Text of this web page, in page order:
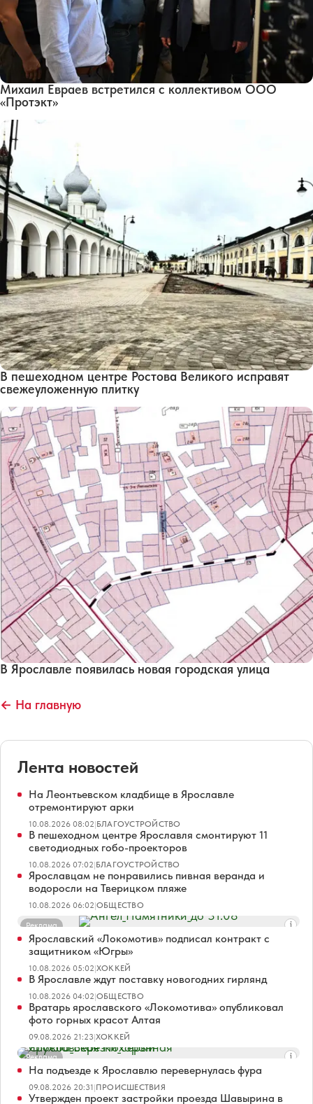
Михаил Евраев встретился с коллективом ООО
«Протэкт»
В пешеходном центре Ростова Великого исправят
свежеуложенную плитку
В Ярославле появилась новая городская улица
← На главную
Лента новостей
На Леонтьевском кладбище в Ярославле
отремонтируют арки
10.08.2026 08:02|БЛАГОУСТРОЙСТВО
В пешеходном центре Ярославля смонтируют 11
светодиодных гобо-проекторов
10.08.2026 07:02|БЛАГОУСТРОЙСТВО
Ярославцам не понравились пивная веранда и
водоросли на Тверицком пляже
10.08.2026 06:02|ОБЩЕСТВО
Реклама
Ярославский «Локомотив» подписал контракт с
защитником «Югры»
10.08.2026 05:02|ХОККЕЙ
В Ярославле ждут поставку новогодних гирлянд
10.08.2026 04:02|ОБЩЕСТВО
Вратарь ярославского «Локомотива» опубликовал
фото горных красот Алтая
09.08.2026 21:23|ХОККЕЙ
Реклама
На подъезде к Ярославлю перевернулась фура
09.08.2026 20:31|ПРОИСШЕСТВИЯ
Утвержден проект застройки проезда Шавырина в